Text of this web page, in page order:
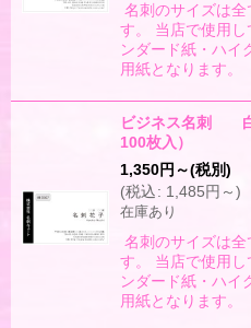
名刺のサイズは
す。 当店で使用
ンダード紙・ハイ
用紙となります
ビジネス名刺
100枚入）
1,350円 ～(税別)
(税込: 1,485円 ～)
在庫あり
名刺のサイズは
す。 当店で使用
ンダード紙・ハイ
用紙となります